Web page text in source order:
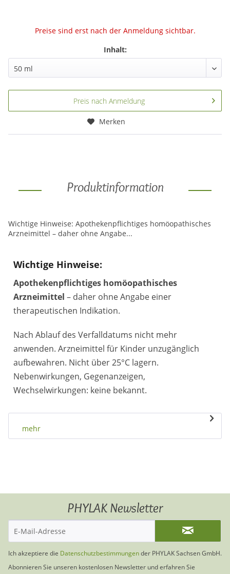
Preise sind erst nach der Anmeldung sichtbar.
Inhalt:
Preis nach Anmeldung
Merken
Produktinformation
Wichtige Hinweise: Apothekenpflichtiges homöopathisches
Arzneimittel – daher ohne Angabe...
Wichtige Hinweise:
Apothekenpflichtiges homöopathisches
Arzneimittel – daher ohne Angabe einer
therapeutischen Indikation.
Nach Ablauf des Verfalldatums nicht mehr
anwenden. Arzneimittel für Kinder unzugänglich
aufbewahren. Nicht über 25°C lagern.
Nebenwirkungen, Gegenanzeigen,
Wechselwirkungen: keine bekannt.
mehr
PHYLAK Newsletter
Ich akzeptiere die Datenschutzbestimmungender PHYLAK Sachsen GmbH.
Abonnieren Sie unseren kostenlosen Newsletter und erfahren Sie